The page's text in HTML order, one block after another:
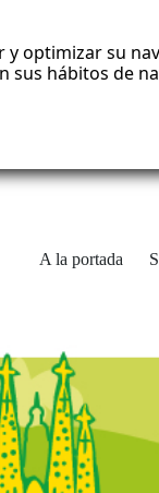
optimizar su
hábitos de
A la portada